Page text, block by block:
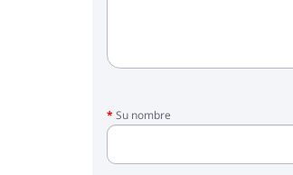
Su nombre